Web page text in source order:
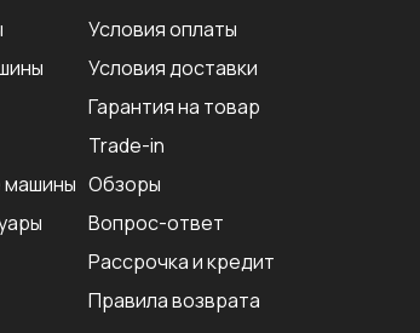
машины
Условия оплаты
Условия доставки
Гарантия на товар
Trade-in
Обзоры
Вопрос-ответ
Рассрочка и кредит
Правила возврата